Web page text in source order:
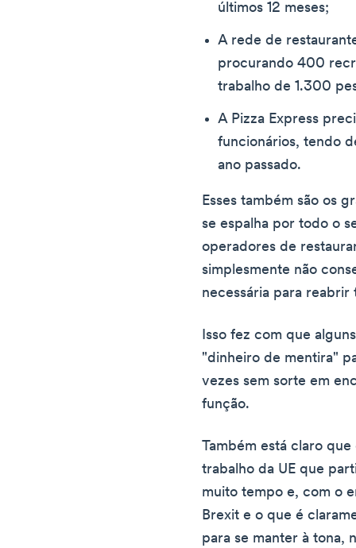
últimos 12 meses;
A rede de
procurando 400
trabalho de 1.300
A Pizza Express
funcionários, tendo
ano passado.
Esses também são os
se espalha por todo o
operadores de
simplesmente não
necessária para reabrir
Isso fez com que
"dinheiro de mentira"
vezes sem sorte em
função.
Também está claro
trabalho da UE que
muito tempo e, com o
Brexit e o que é
para se manter à tona,